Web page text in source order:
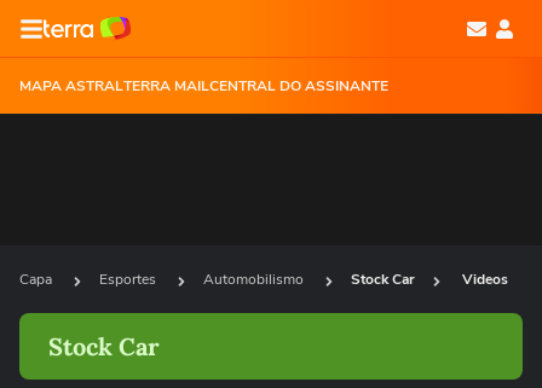
MAPA ASTRALTERRA MAILCENTRAL DO ASSINANTE
Capa Esportes Automobilismo Stock Car Videos
Stock Car